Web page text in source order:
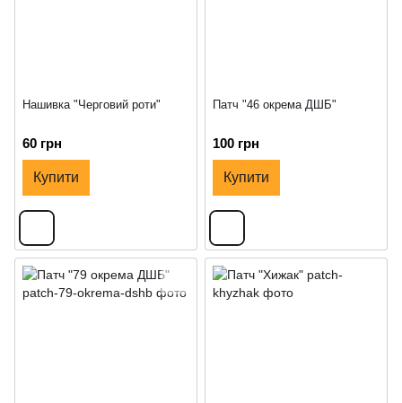
Нашивка "Черговий роти"
60 грн
Купити
Патч "46 окрема ДШБ"
100 грн
Купити